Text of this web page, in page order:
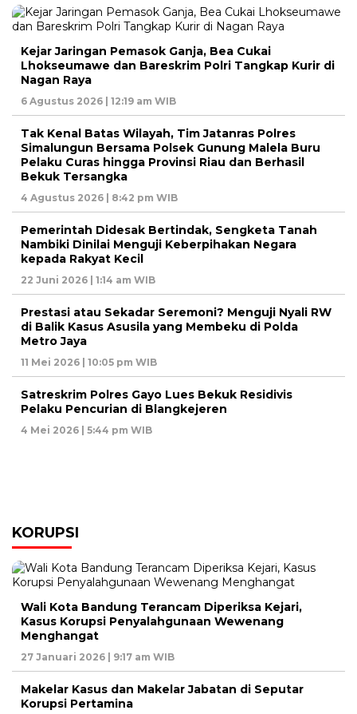
Kejar Jaringan Pemasok Ganja, Bea Cukai
Lhokseumawe dan Bareskrim Polri Tangkap Kurir di
Nagan Raya
6 Agustus 2026 | 12:19 am WIB
Tak Kenal Batas Wilayah, Tim Jatanras Polres
Simalungun Bersama Polsek Gunung Malela Buru
Pelaku Curas hingga Provinsi Riau dan Berhasil
Bekuk Tersangka
4 Agustus 2026 | 8:42 pm WIB
Pemerintah Didesak Bertindak, Sengketa Tanah
Nambiki Dinilai Menguji Keberpihakan Negara
kepada Rakyat Kecil
22 Juni 2026 | 1:14 am WIB
Prestasi atau Sekadar Seremoni? Menguji Nyali RW
di Balik Kasus Asusila yang Membeku di Polda
Metro Jaya
11 Mei 2026 | 10:05 pm WIB
Satreskrim Polres Gayo Lues Bekuk Residivis
Pelaku Pencurian di Blangkejeren
4 Mei 2026 | 5:44 pm WIB
KORUPSI
Wali Kota Bandung Terancam Diperiksa Kejari,
Kasus Korupsi Penyalahgunaan Wewenang
Menghangat
27 Januari 2026 | 9:17 am WIB
Makelar Kasus dan Makelar Jabatan di Seputar
Korupsi Pertamina